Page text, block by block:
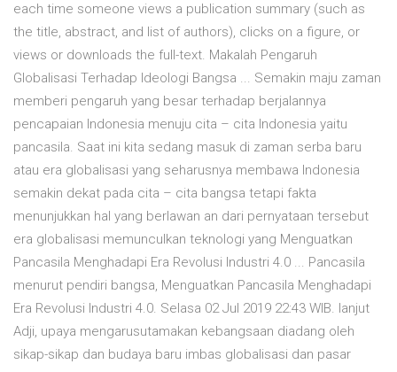
each time someone views a publication summary (such as
the title, abstract, and list of authors), clicks on a figure, or
views or downloads the full-text. Makalah Pengaruh
Globalisasi Terhadap Ideologi Bangsa ... Semakin maju zaman
memberi pengaruh yang besar terhadap berjalannya
pencapaian Indonesia menuju cita – cita Indonesia yaitu
pancasila. Saat ini kita sedang masuk di zaman serba baru
atau era globalisasi yang seharusnya membawa Indonesia
semakin dekat pada cita – cita bangsa tetapi fakta
menunjukkan hal yang berlawan an dari pernyataan tersebut
era globalisasi memunculkan teknologi yang Menguatkan
Pancasila Menghadapi Era Revolusi Industri 4.0 ... Pancasila
menurut pendiri bangsa, Menguatkan Pancasila Menghadapi
Era Revolusi Industri 4.0. Selasa 02 Jul 2019 22:43 WIB. lanjut
Adji, upaya mengarusutamakan kebangsaan diadang oleh
sikap-sikap dan budaya baru imbas globalisasi dan pasar